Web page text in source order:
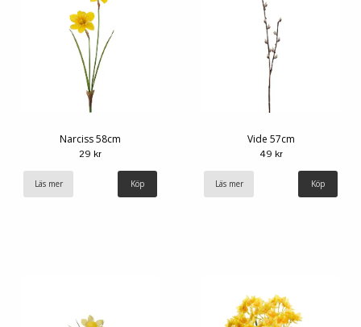
Narciss 58cm
29 kr
Läs mer
Vide 57cm
49 kr
Läs mer